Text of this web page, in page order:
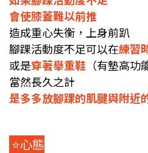
會使膝蓋難以前推
造成重心失衡，上身前趴
腳踝活動度不足可以在練習
或是穿著舉重鞋 （有墊高功
當然長久之計
是多多放腳踝的肌腱與附近
⭐️心態